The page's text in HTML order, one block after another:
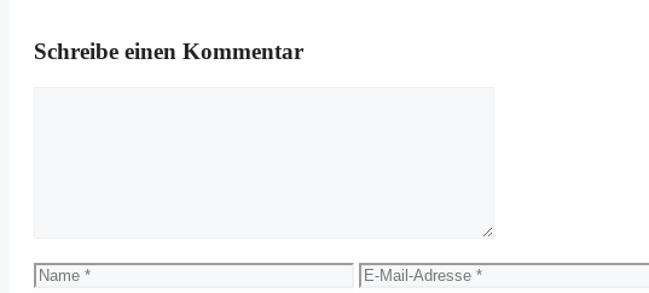
Schreibe einen Kommentar
Name
E-